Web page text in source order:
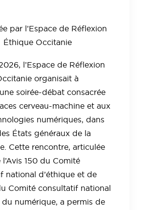
par l’Espace de Réflexion
Éthique Occitanie
l’Espace de Réflexion
organisait à
soirée-débat consacrée
cerveau-machine et aux
numériques, dans
États généraux de la
Cette rencontre, articulée
150 du Comité
national d’éthique et de
Comité consultatif national
du numérique, a permis de